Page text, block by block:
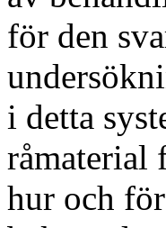
för den
i detta
råmaterial
hur och